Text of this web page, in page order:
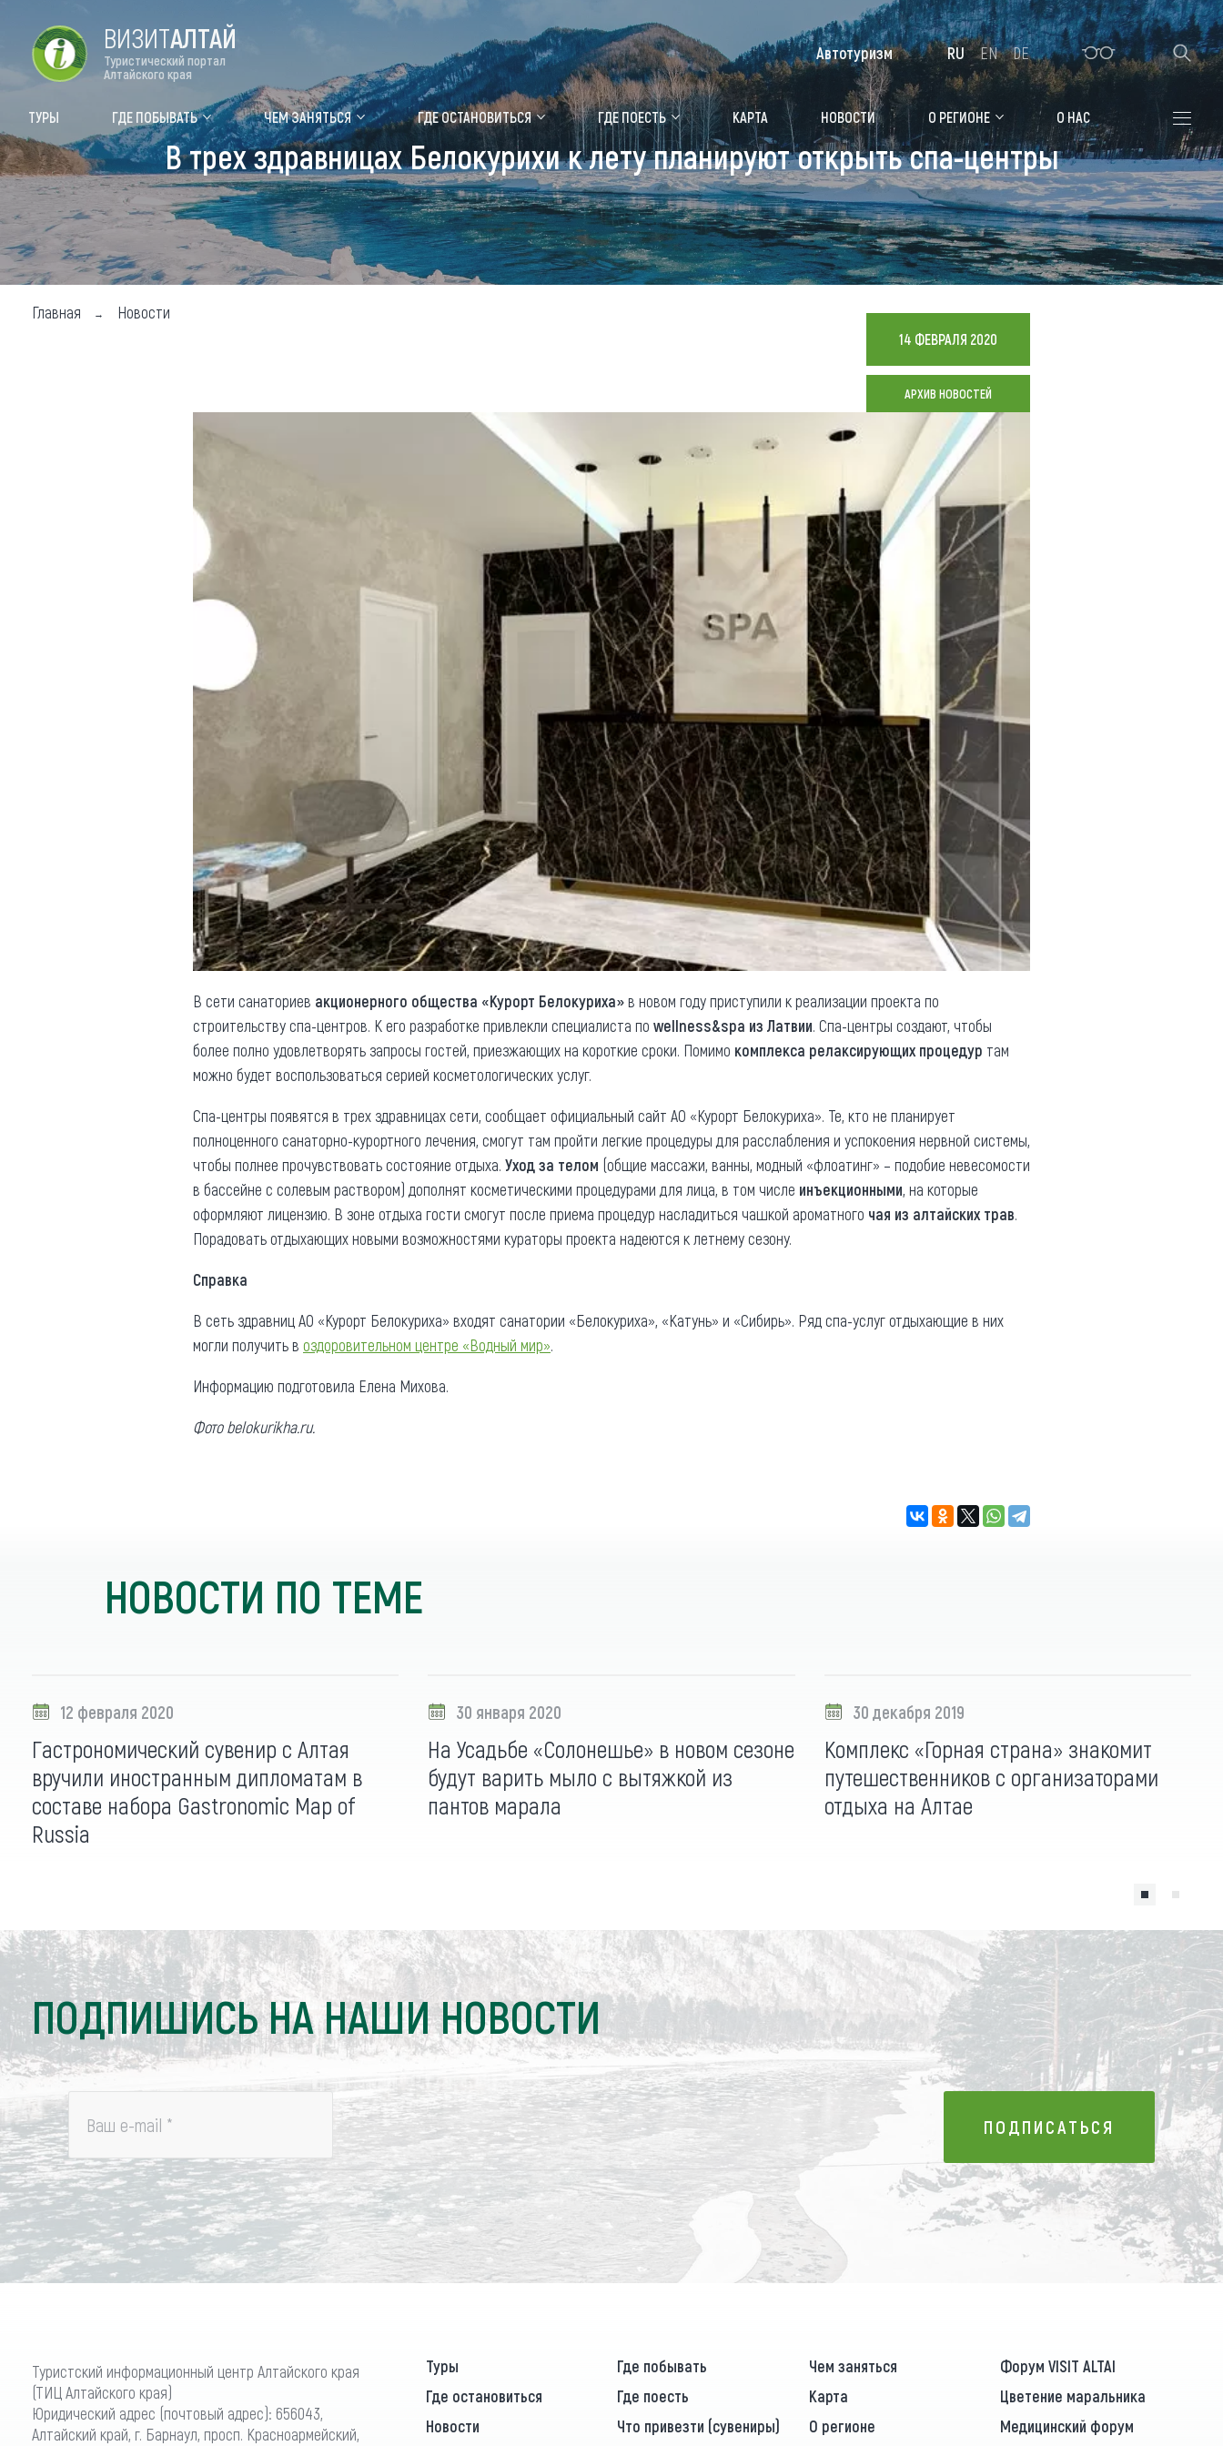
Цветение маральника Медицинский форум Алтайская зимовка
Туры Где побывать
Объекты природы
Объекты истории и культуры
Объекты развлечений
Чем заняться
Календарь событий
Аудиогид
Мой маршрут
Где остановиться
Санатории
Гостиницы, отели
Коттеджи, базы
Сельские усадьбы
Мотели, придорожные отели
Что привезти (сувениры)
Как добраться
Люди, прославившие Алтай
Карты и буклеты
Коллекция впечатлений
Блог путешественника
Видеогалерея
Фотогалерея
Реестр туроператоров
Противодействие коррупции
ВИЗИТАЛТАЙ
Туристический портал
Алтайского края
ТУРЫ ГДЕ ПОБЫВАТЬ ЧЕМ ЗАНЯТЬСЯ ГДЕ ОСТАНОВИТЬСЯ ГДЕ ПОЕСТЬ КАРТА НОВОСТИ О РЕГИОНЕ О НАС
Автотуризм RU EN DE
В трех здравницах Белокурихи к лету планируют открыть спа-центры
Главная Новости
14 ФЕВРАЛЯ 2020
АРХИВ НОВОСТЕЙ
В сети санаториев акционерного общества «Курорт Белокуриха»в новом году приступили к реализации проекта по
строительству спа-центров. К его разработке привлекли специалиста по wellness&spa из Латвии. Спа-центры создают, чтобы
более полно удовлетворять запросы гостей, приезжающих на короткие сроки. Помимо комплекса релаксирующих процедур там
можно будет воспользоваться серией косметологических услуг.
Спа-центры появятся в трех здравницах сети, сообщает официальный сайт АО «Курорт Белокуриха». Те, кто не планирует
полноценного санаторно-курортного лечения, смогут там пройти легкие процедуры для расслабления и успокоения нервной системы,
чтобы полнее прочувствовать состояние отдыха. Уход за телом (общие массажи, ванны, модный «флоатинг» – подобие невесомости
в бассейне с солевым раствором) дополнят косметическими процедурами для лица, в том числе инъекционными, на которые
оформляют лицензию. В зоне отдыха гости смогут после приема процедур насладиться чашкой ароматного чая из алтайских трав.
Порадовать отдыхающих новыми возможностями кураторы проекта надеются к летнему сезону.
Справка
В сеть здравниц АО «Курорт Белокуриха» входят санатории «Белокуриха», «Катунь» и «Сибирь». Ряд спа-услуг отдыхающие в них
могли получить в оздоровительном центре «Водный мир».
Информацию подготовила Елена Михова.
Фото belokurikha.ru.
НОВОСТИ ПО ТЕМЕ
12 февраля 2020
Гастрономический сувенир с Алтая
вручили иностранным дипломатам в
составе набора Gastronomic Map of
Russia
30 января 2020
На Усадьбе «Солонешье» в новом сезоне
будут варить мыло с вытяжкой из
пантов марала
30 декабря 2019
Комплекс «Горная страна» знакомит
путешественников с организаторами
отдыха на Алтае
ПОДПИШИСЬ НА НАШИ НОВОСТИ
Ваш e-mail * ПОДПИСАТЬСЯ
ПОДПИСАТЬСЯ
Туристский информационный центр Алтайского края
(ТИЦ Алтайского края)
Юридический адрес (почтовый адрес): 656043,
Алтайский край, г. Барнаул, просп. Красноармейский,
Туры Где побывать Чем заняться
Форум VISIT ALTAI
Где остановиться
Где поесть Карта
Цветение маральника
Новости
Что привезти (сувениры) О регионе
Медицинский форум